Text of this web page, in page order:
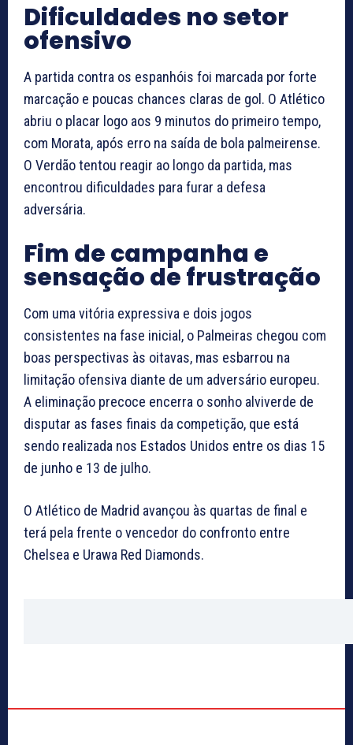
Dificuldades no setor
ofensivo
A partida contra os espanhóis foi marcada por forte
marcação e poucas chances claras de gol. O Atlético
abriu o placar logo aos 9 minutos do primeiro tempo,
com Morata, após erro na saída de bola palmeirense.
O Verdão tentou reagir ao longo da partida, mas
encontrou dificuldades para furar a defesa
adversária.
Fim de campanha e
sensação de frustração
Com uma vitória expressiva e dois jogos
consistentes na fase inicial, o Palmeiras chegou com
boas perspectivas às oitavas, mas esbarrou na
limitação ofensiva diante de um adversário europeu.
A eliminação precoce encerra o sonho alviverde de
disputar as fases finais da competição, que está
sendo realizada nos Estados Unidos entre os dias 15
de junho e 13 de julho.
O Atlético de Madrid avançou às quartas de final e
terá pela frente o vencedor do confronto entre
Chelsea e Urawa Red Diamonds.